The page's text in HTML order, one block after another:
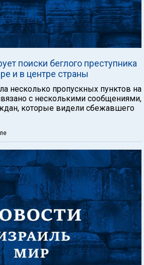
поиски беглого преступника
и в центре страны
несколько пропускных пунктов на
с несколькими сообщениями,
которые видели сбежавшего